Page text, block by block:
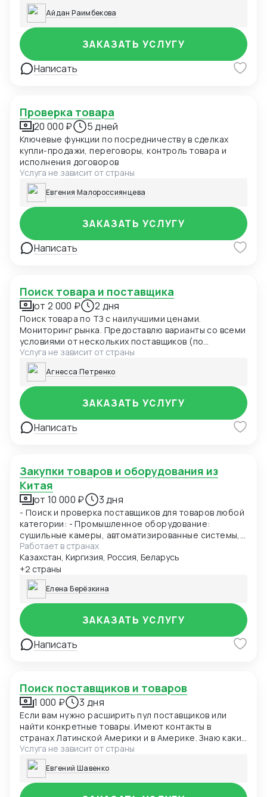
Айдан Раимбекова
Написать
ЗАКАЗАТЬ УСЛУГУ
Проверка товара
20 000 ₽ 5 дней
Ключевые функции по посредничеству в сделках
купли-продажи, переговоры, контроль товара и
исполнения договоров
Услуга не зависит от страны
Евгения Малороссиянцева
Написать
ЗАКАЗАТЬ УСЛУГУ
Поиск товара и поставщика
от 2 000 ₽ 2 дня
Поиск товара по ТЗ с наилучшими ценами.
Мониторинг рынка. Предоставлю варианты со всеми
условиями от нескольких поставщиков (по
согласованию)
Услуга не зависит от страны
Агнесса Петренко
Написать
ЗАКАЗАТЬ УСЛУГУ
Закупки товаров и оборудования из
Китая
от 10 000 ₽ 3 дня
- Поиск и проверка поставщиков для товаров любой
категории: - Промышленное оборудование:
сушильные камеры, автоматизированные системы,
станки, запчасти и др. - Потребительские товары:
одежда, посуда, игрушки, товары для
новорожденных, карнавальная атрибутика,
глэмпинги, сумки и др. - Аудит фабрик, контроль
качества на всех этапах (от образцов до массового
производства). - Переговоры по ценам, срокам,
MOQ (минимальный объем заказа), условиям
оплаты. - Работаю по индивидуальным ТЗ и дизайнам
клиента, реализую желаемую картинку, в готовый
продукт!
Работает в странах
Казахстан, Киргизия, Россия, Беларусь
+2 страны
Елена Берёзкина
Написать
ЗАКАЗАТЬ УСЛУГУ
Поиск поставщиков и товаров
1 000 ₽ 3 дня
Если вам нужно расширить пул поставщиков или
найти конкретные товары. Имеют контакты в
странах Латинской Америки и в Америке. Знаю какие
информационные источники использовать и где
брать ресурсы.
Услуга не зависит от страны
Евгений Шавенко